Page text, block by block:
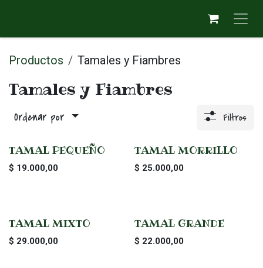
Productos Tamales y Fiambres
Tamales y Fiambres
Ordenar por Filtros
TAMAL PEQUEÑO
$ 19.000,00
TAMAL MORRILLO
$ 25.000,00
TAMAL MIXTO
$ 29.000,00
TAMAL GRANDE
$ 22.000,00